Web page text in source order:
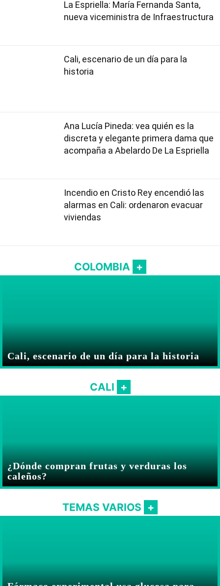
La Espriella: María Fernanda Santa,
nueva viceministra de Infraestructura
Cali, escenario de un día para la
historia
Ana Lucía Pineda: vea quién es la
discreta y elegante primera dama que
acompaña a Abelardo De La Espriella
Incendio en Cristo Rey encendió las
alarmas en Cali: ordenaron evacuar
viviendas
COLOMBIA
Cali, escenario de un día para la historia
CALI
¿Dónde compran frutas y verduras los
caleños?
TEMAS VARIOS